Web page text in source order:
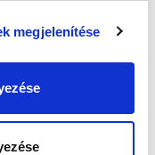
megjelenítése